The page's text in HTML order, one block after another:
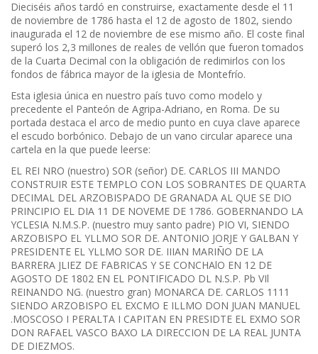
Dieciséis años tardó en construirse, exactamente desde el 11
de noviembre de 1786 hasta el 12 de agosto de 1802, siendo
inaugurada el 12 de noviembre de ese mismo año. El coste final
superó los 2,3 millones de reales de vellón que fueron tomados
de la Cuarta Decimal con la obligación de redimirlos con los
fondos de fábrica mayor de la iglesia de Montefrío.
Esta iglesia única en nuestro país tuvo como modelo y
precedente el Panteón de Agripa-Adriano, en Roma. De su
portada destaca el arco de medio punto en cuya clave aparece
el escudo borbónico. Debajo de un vano circular aparece una
cartela en la que puede leerse:
EL REI NRO (nuestro) SOR (señor) DE. CARLOS III MANDO
CONSTRUIR ESTE TEMPLO CON LOS SOBRANTES DE QUARTA
DECIMAL DEL ARZOBISPADO DE GRANADA AL QUE SE DIO
PRINCIPIO EL DIA 11 DE NOVEME DE 1786. GOBERNANDO LA
YCLESIA N.M.S.P. (nuestro muy santo padre) PIO VI, SIENDO
ARZOBISPO EL YLLMO SOR DE. ANTONIO JORJE Y GALBAN Y
PRESIDENTE EL YLLMO SOR DE. IIIAN MARIÑO DE LA
BARRERA JLIEZ DE FABRICAS Y SE CONCHAlO EN 12 DE
AGOSTO DE 1802 EN EL PONTIFICADO DL N.S.P. Pb VIl
REINANDO NG. (nuestro gran) MONARCA DE. CARLOS 1111
SIENDO ARZOBISPO EL EXCMO E ILLMO DON JUAN MANUEL
.MOSCOSO I PERALTA I CAPITAN EN PRESIDTE EL EXMO SOR
DON RAFAEL VASCO BAXO LA DIRECCION DE LA REAL JUNTA
DE DIEZMOS.